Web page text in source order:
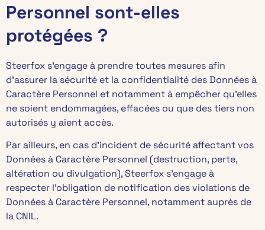
Personnel sont-elles
protégées ?
Steerfox s’engage à prendre toutes mesures afin
d’assurer la sécurité et la confidentialité des Données à
Caractère Personnel et notamment à empêcher qu’elles
ne soient endommagées, effacées ou que des tiers non
autorisés y aient accès.
Par ailleurs, en cas d’incident de sécurité affectant vos
Données à Caractère Personnel (destruction, perte,
altération ou divulgation), Steerfox s’engage à
respecter l’obligation de notification des violations de
Données à Caractère Personnel, notamment auprès de
la CNIL.